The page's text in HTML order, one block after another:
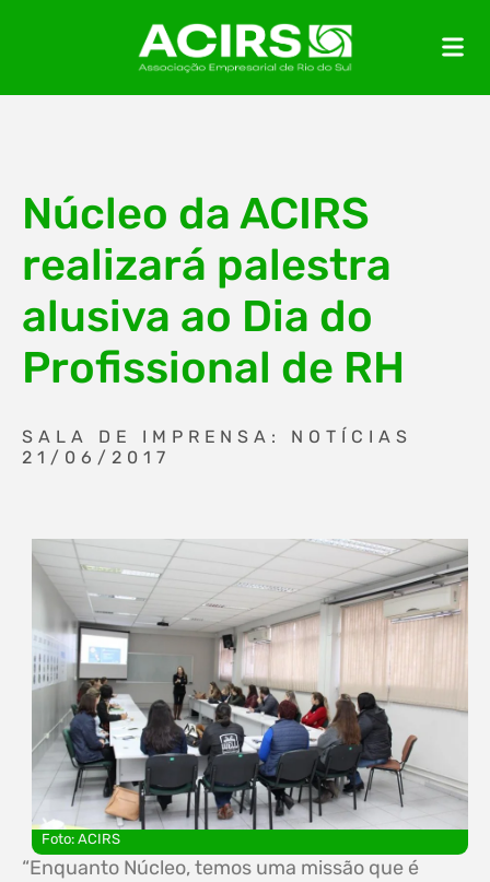
Núcleo da ACIRS
realizará palestra
alusiva ao Dia do
Profissional de RH
SALA DE IMPRENSA: NOTÍCIAS
21/06/2017
Foto: ACIRS
“Enquanto Núcleo, temos uma missão que é